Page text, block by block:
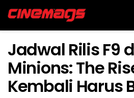
Jadwal Rilis F9
Minions: The
Kembali Harus